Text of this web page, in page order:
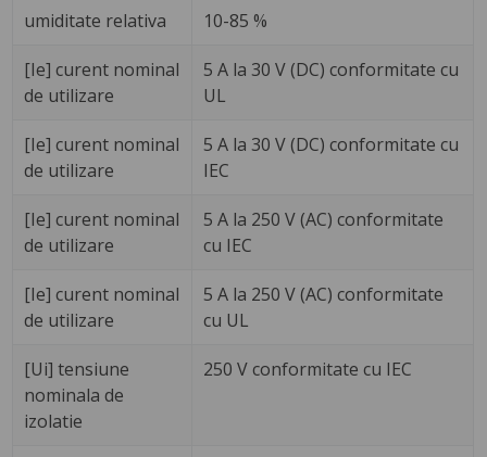
umiditate relativa 10-85 %
[Ie] curent nominal
de utilizare
5 A la 30 V (DC) conformitate cu
UL
[Ie] curent nominal
de utilizare
5 A la 30 V (DC) conformitate cu
IEC
[Ie] curent nominal
de utilizare
5 A la 250 V (AC) conformitate
cu IEC
[Ie] curent nominal
de utilizare
5 A la 250 V (AC) conformitate
cu UL
[Ui] tensiune
nominala de
izolatie
250 V conformitate cu IEC